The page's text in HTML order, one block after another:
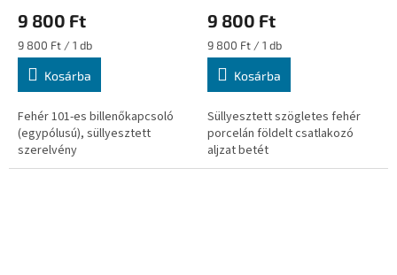
9 800 Ft
Egységár:
9 800 Ft / 1 db
Kosárba
Fehér 101-es billenőkapcsoló
(egypólusú), süllyesztett
szerelvény
9 800 Ft
Egységár:
9 800 Ft / 1 db
Kosárba
Süllyesztett szögletes fehér
porcelán földelt csatlakozó
aljzat betét